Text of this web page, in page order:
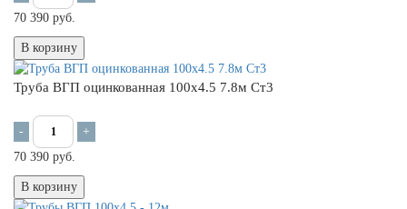
70 390 руб.
В корзину
Труба ВГП оцинкованная 100x4.5 7.8м Ст3
-
+
70 390 руб.
В корзину